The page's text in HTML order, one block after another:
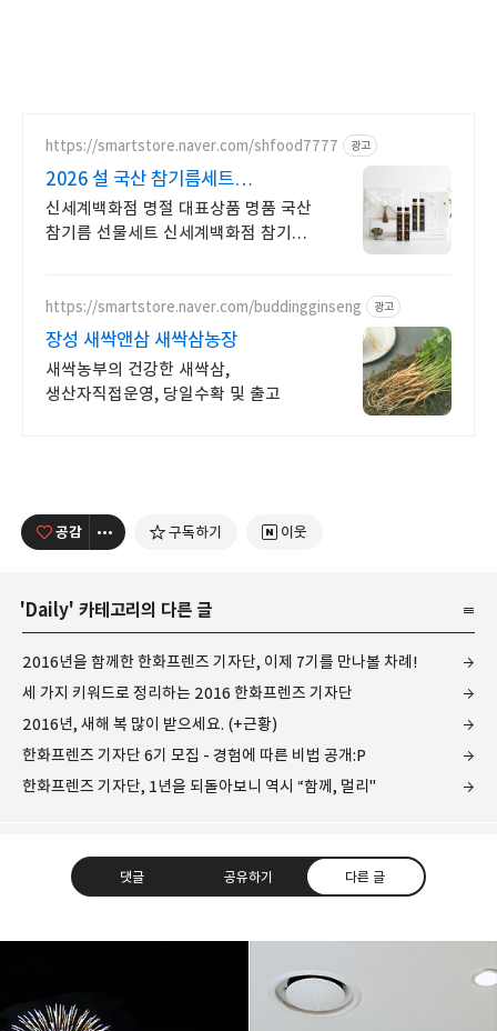
https://smartstore.naver.com/shfood7777 광고
2026 설 국산 참기름세트
신세계백화점 명절 대표상품
신세계백화점 명절 대표상품 명품 국산
참기름 선물세트 신세계백화점 참기름
https://smartstore.naver.com/buddingginseng 광고
장성 새싹앤삼 새싹삼농장
새싹농부의 건강한 새싹삼,
생산자직접운영, 당일수확 및 출고
공감 구독하기 이웃
' Daily' 카테고리의 다른 글
2016년을 함께한 한화프렌즈 기자단, 이제 7기를 만나볼 차례!
세 가지 키워드로 정리하는 2016 한화프렌즈 기자단
2016년, 새해 복 많이 받으세요. (+근황)
한화프렌즈 기자단 6기 모집 - 경험에 따른 비법 공개:P
한화프렌즈 기자단, 1년을 되돌아보니 역시 “함께, 멀리"
댓글 공유하기 다른 글
레이니아